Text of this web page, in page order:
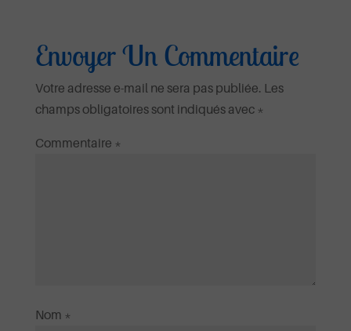
Envoyer Un Commentaire
Votre adresse e-mail ne sera pas publiée. Les
champs obligatoires sont indiqués avec *
Commentaire *
Nom *